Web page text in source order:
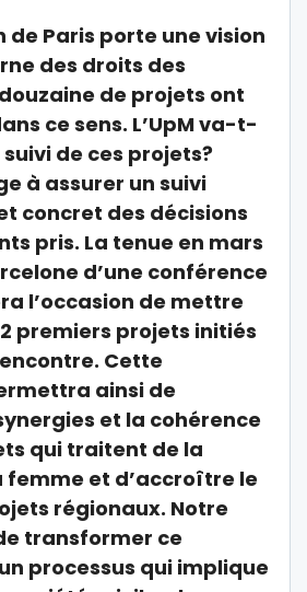
de Paris porte une vision
des droits des
de projets ont
ce sens. L’UpM va-t-
de ces projets?
à assurer un suivi
concret des décisions
pris. La tenue en mars
d’une conférence
l’occasion de mettre
premiers projets initiés
Cette
ainsi de
et la cohérence
qui traitent de la
femme et d’accroître le
régionaux. Notre
transformer ce
processus qui implique